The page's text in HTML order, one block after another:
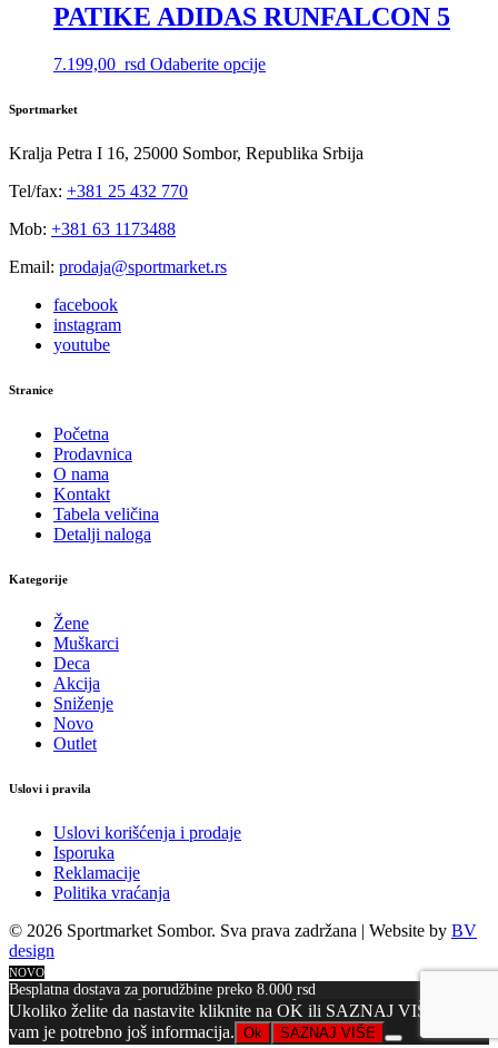
Opcije
mogu
izabrane
PATIKE ADIDAS RUNFALCON 5
7.199,00 rsd Odaberite opcijeOvaj
varijanti.
Opcije
Sportmarket
Kralja Petra I 16, 25000 Sombor, Republika Srbija
Tel/fax: +381 25 432 770
Mob: +381 63 1173488
Email: prodaja@sportmarket.rs
facebook
instagram
youtube
Stranice
Početna
Prodavnica
O nama
Kontakt
Tabela veličina
Detalji naloga
Kategorije
Žene
Muškarci
Deca
Akcija
Sniženje
Novo
Outlet
Uslovi i pravila
Uslovi korišćenja i prodaje
Isporuka
Reklamacije
Politika vraćanja
© 2026 Sportmarket Sombor. Sva prava zadržana | Website by BV
design
NOVO
Besplatna dostava za porudžbine preko 8.000 rsd
Kako bismo poboljšali funkcionalnost sajta koristimo kolačiće.
Ukoliko želite da nastavite kliknite na OK ili SAZNAJ VIŠE ako
vam je potrebno još informacija. Ok SAZNAJ VIŠE